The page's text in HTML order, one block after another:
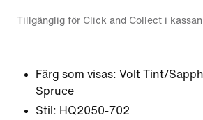
Tillgänglig för Click and Collect i kassan
Färg som visas: Volt Tint/
Spruce
Stil: HQ2050-702